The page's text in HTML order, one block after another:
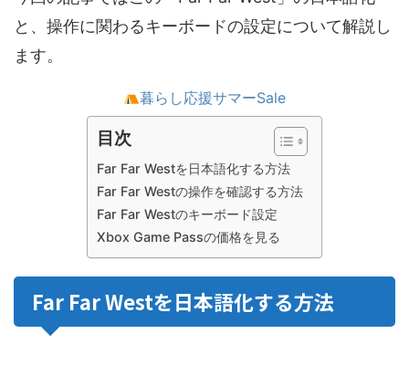
と、操作に関わるキーボードの設定について解説し
ます。
暮らし応援サマーSale
目次
Far Far Westを日本語化する方法
Far Far Westの操作を確認する方法
Far Far Westのキーボード設定
Xbox Game Passの価格を見る
Far Far Westを日本語化する方法